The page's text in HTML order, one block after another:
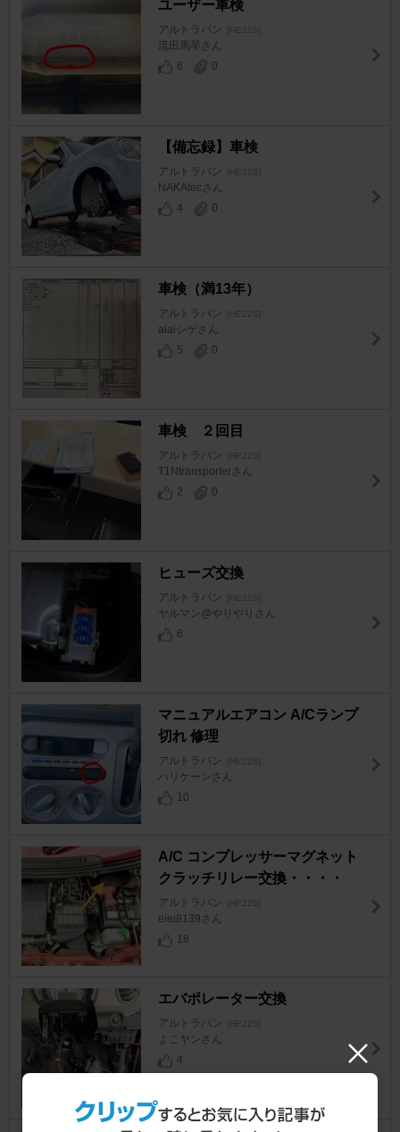
ユーザー車検
アルトラパン [HE22S]
流田馬琴さん
6
0
【備忘録】車検
アルトラパン [HE22S]
NAKAtecさん
4
0
車検（満13年）
アルトラパン [HE22S]
aiaiシゲさん
5
0
車検 ２回目
アルトラパン [HE22S]
T1Ntransporterさん
2
0
ヒューズ交換
アルトラパン [HE22S]
ヤルマン@やりやりさん
6
マニュアルエアコン A/Cランプ
切れ 修理
アルトラパン [HE22S]
ハリケーンさん
10
A/C コンプレッサーマグネット
クラッチリレー交換・・・・
アルトラパン [HE22S]
eiei8139さん
18
エバポレーター交換
アルトラパン [HE22S]
よこヤンさん
4